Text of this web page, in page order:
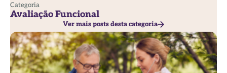
Categoria
Avaliação Funcional
Ver mais posts desta categoria